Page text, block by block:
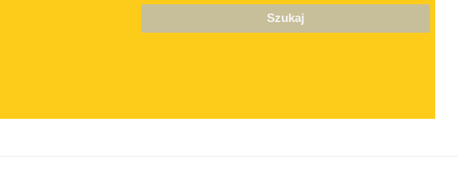
Szukaj